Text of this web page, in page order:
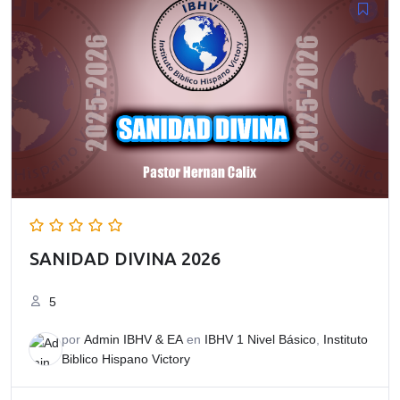
SANIDAD DIVINA 2026
5
por Admin IBHV & EAen IBHV 1 Nivel Básico, Instituto
Biblico Hispano Victory